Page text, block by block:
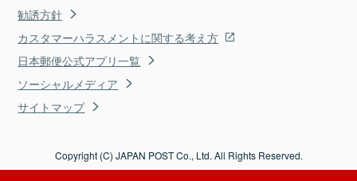
勧誘方針
カスタマーハラスメントに関する考え方
日本郵便公式アプリ一覧
ソーシャルメディア
サイトマップ
Copyright (C) JAPAN POST Co., Ltd. All Rights Reserved.